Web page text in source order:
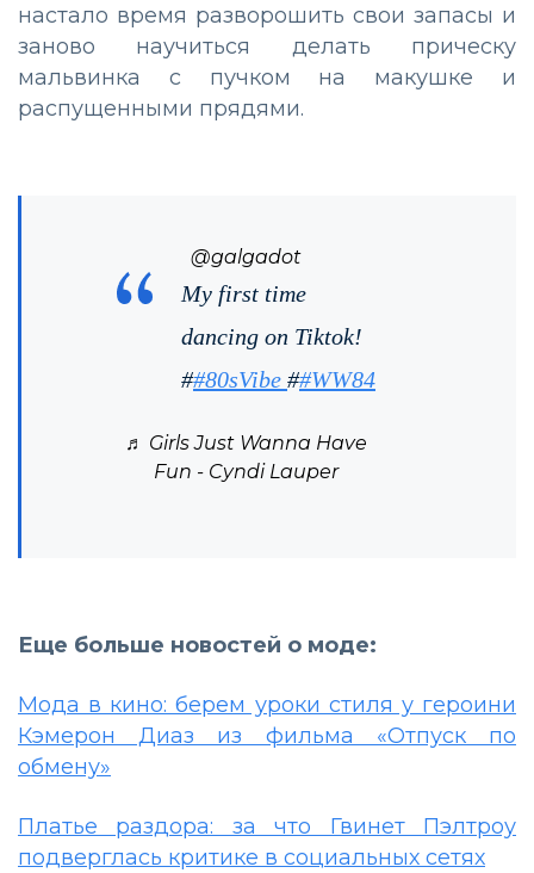
настало время разворошить свои запасы и
заново научиться делать прическу
мальвинка с пучком на макушке и
распущенными прядями.
@galgadot
My first time
dancing on Tiktok!
##80sVibe ##WW84
♬ Girls Just Wanna Have
Fun - Cyndi Lauper
Еще больше новостей о моде:
Мода в кино: берем уроки стиля у героини
Кэмерон Диаз из фильма «Отпуск по
обмену»
Платье раздора: за что Гвинет Пэлтроу
подверглась критике в социальных сетях